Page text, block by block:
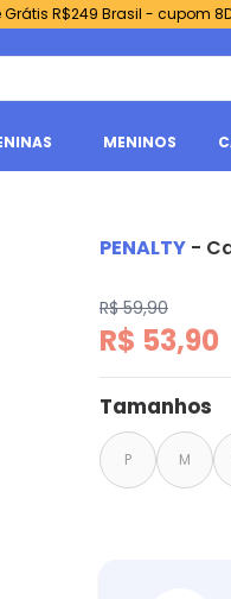
Grátis R$249 Brasil - cupom
MENINOS
PENALTY -
R$ 59,90
R$ 53,90
Tamanhos
P M